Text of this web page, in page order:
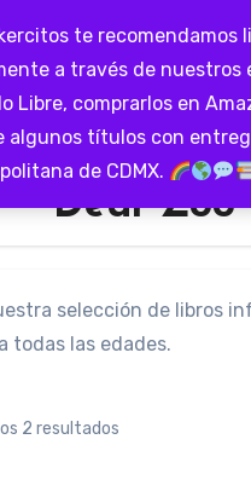
te recomendamos
a través de nuestros
Libre, comprarlos en
algunos títulos con
de CDMX.
Dear Zoo
selección de libros
todas las edades.
2 resultadosOrdenado